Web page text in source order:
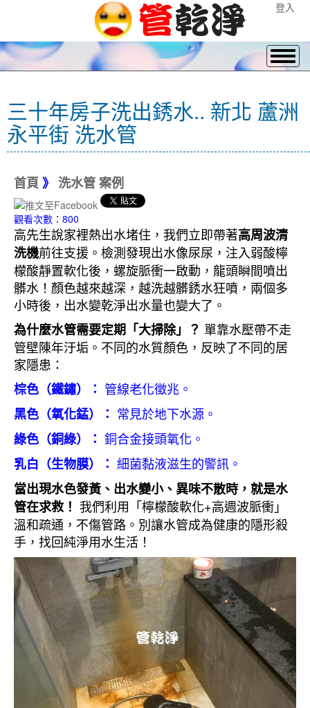
登入
三十年房子洗出銹水.. 新北 蘆洲
永平街 洗水管
首頁 》 洗水管 案例
觀看次數：800
高先生說家裡熱出水堵住，我們立即帶著高周波清
洗機前往支援。檢測發現出水像尿尿，注入弱酸檸
檬酸靜置軟化後，螺旋脈衝一啟動，龍頭瞬間噴出
髒水！顏色越來越深，越洗越髒銹水狂噴，兩個多
小時後，出水變乾淨出水量也變大了。
為什麼水管需要定期「大掃除」？ 單靠水壓帶不走
管壁陳年汙垢。不同的水質顏色，反映了不同的居
家隱患：
棕色（鐵鏽）： 管線老化徵兆。
黑色（氧化錳）： 常見於地下水源。
綠色（銅綠）： 銅合金接頭氧化。
乳白（生物膜）： 細菌黏液滋生的警訊。
當出現水色發黃、出水變小、異味不散時，就是水
管在求救！ 我們利用「檸檬酸軟化+高週波脈衝」
溫和疏通，不傷管路。別讓水管成為健康的隱形殺
手，找回純淨用水生活！